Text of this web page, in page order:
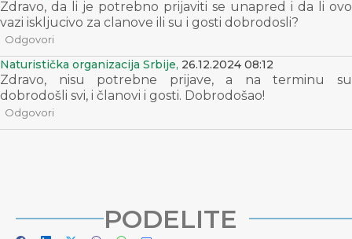
Zdravo, da li je potrebno prijaviti se unapred i da li ovo
vazi iskljucivo za clanove ili su i gosti dobrodosli?
Odgovori
Naturistička organizacija Srbije, 26.12.2024 08:12
Zdravo, nisu potrebne prijave, a na terminu su
dobrodošli svi, i članovi i gosti. Dobrodošao!
Odgovori
PODELITE